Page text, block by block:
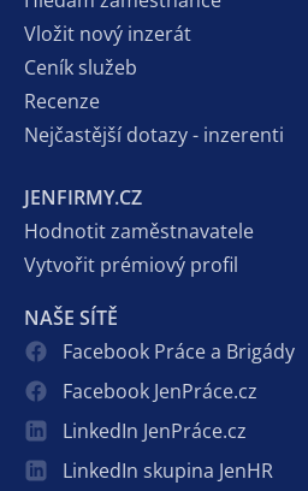
Vložit nový inzerát
Ceník služeb
Recenze
Nejčastější dotazy - inzerenti
JENFIRMY.CZ
Hodnotit zaměstnavatele
Vytvořit prémiový profil
NAŠE SÍTĚ
Facebook Práce a Brigády
Facebook JenPráce.cz
LinkedIn JenPráce.cz
LinkedIn skupina JenHR